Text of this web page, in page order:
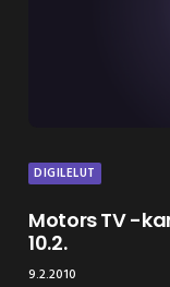
DIGILELUT
Motors TV -
10.2.
9.2.2010